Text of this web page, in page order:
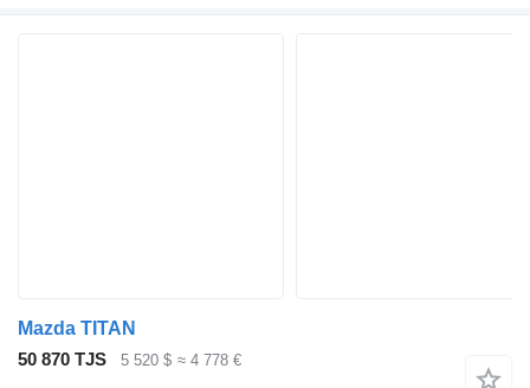
Mazda TITAN
50 870 TJS
5 520 $ ≈ 4 778 €